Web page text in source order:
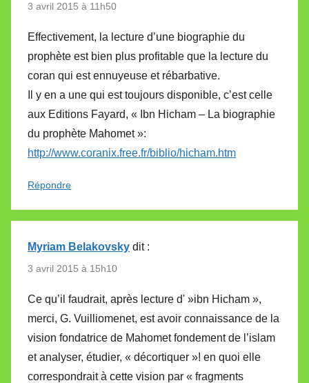
3 avril 2015 à 11h50
Effectivement, la lecture d’une biographie du
prophète est bien plus profitable que la lecture du
coran qui est ennuyeuse et rébarbative.
Il y en a une qui est toujours disponible, c’est celle
aux Editions Fayard, « Ibn Hicham – La biographie
du prophète Mahomet »:
http://www.coranix.free.fr/biblio/hicham.htm
Répondre
Myriam Belakovsky dit :
3 avril 2015 à 15h10
Ce qu’il faudrait, après lecture d' »ibn Hicham »,
merci, G. Vuilliomenet, est avoir connaissance de la
vision fondatrice de Mahomet fondement de l’islam
et analyser, étudier, « décortiquer »! en quoi elle
correspondrait à cette vision par « fragments